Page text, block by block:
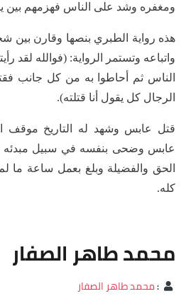
ومغفره وشد على الناس فهزمهم بين
هذه رواية الطبري بنصها وقارن
واتباعه وتستمر الرواية: (فوالله لقد
الناس ثم أحاطوا به من كل جانب
الرجال كل يقول أنا قتلته).
قتل عابس وشهد له التاريخ موقف
عابس وضحى بنفسه في سبيل مبدئه
الحق والفضيلة وبلغ بعمل ساعة ما
كله.
محمد طاهر الصفار
:محمد طاهر الصفار